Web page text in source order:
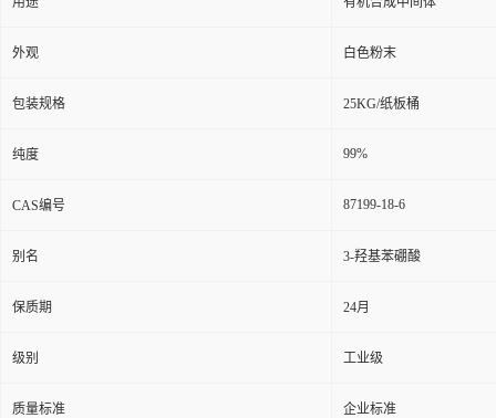
外观 白色粉末
包装规格 25KG/纸板桶
纯度 99%
CAS编号 87199-18-6
别名 3-羟基苯硼酸
保质期 24月
级别 工业级
质量标准 企业标准